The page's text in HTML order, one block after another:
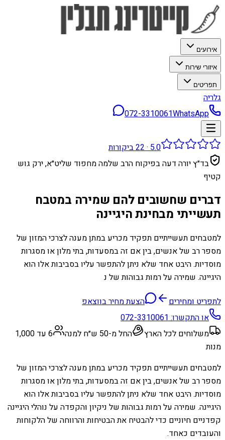
אירועים
איזורי שירות
תפריטים
גלריה
072-3310061WhatsApp
5.0
·
22ביקורות
בד״ץ יורה דעה בפיקוח הרב שלמה מחפוד שליט״א, ירק גוש
קטיף
דברים שחשובים להם שמירה במטבח
תעשייתי מבחינת היגיינה
למטבחים תעשייתיים תפקיד מכריע במתן מענה לצרכי המזון של
מספר רב של אנשים, בין אם זה במסעדות, בתי מלון או מסגרות
מוסדיות. היבט אחד שלא ניתן להתפשר עליו בסביבות אלו הוא
היגיינה. שמירה על רמות גבוהות של נ
לתפריט ומחירים
הצעת מחיר בווצאפ
או התקשרו:072-3310061
משלוחים לכל הארץ
החל מ-50 ש״ח למנה
6 עד 1,000
מנות
למטבחים תעשייתיים תפקיד מכריע במתן מענה לצרכי המזון של
מספר רב של אנשים, בין אם זה במסעדות, בתי מלון או מסגרות
מוסדיות. היבט אחד שלא ניתן להתפשר עליו בסביבות אלו הוא
היגיינה. שמירה על רמות גבוהות של ניקיון והקפדה על נוהלי היגיינה
קפדניים חיוניים כדי להבטיח את הבטיחות והרווחה של הלקוחות
והעובדים כאחד.